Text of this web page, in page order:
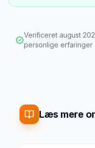
Verificeret august
personlige erfaringer
Læs mere